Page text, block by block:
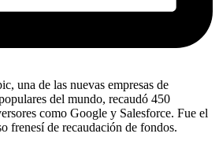
una de las nuevas empresas de
del mundo, recaudó 450
como Google y Salesforce. Fue el
frenesí de recaudación de fondos.